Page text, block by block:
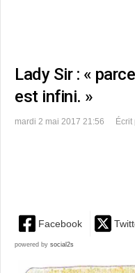
Lady Sir : «
est infini. »
mardi 2 mai 2017 21:56 Écrit
Facebook
powered by social2s